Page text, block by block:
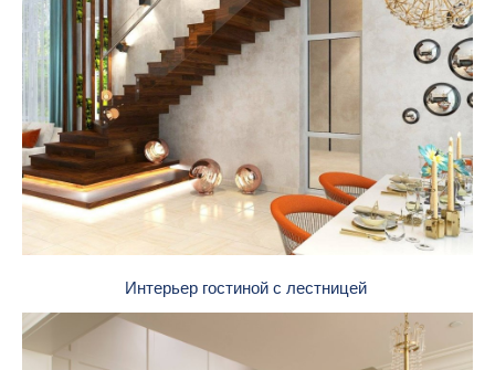
Интерьер гостиной с лестницей